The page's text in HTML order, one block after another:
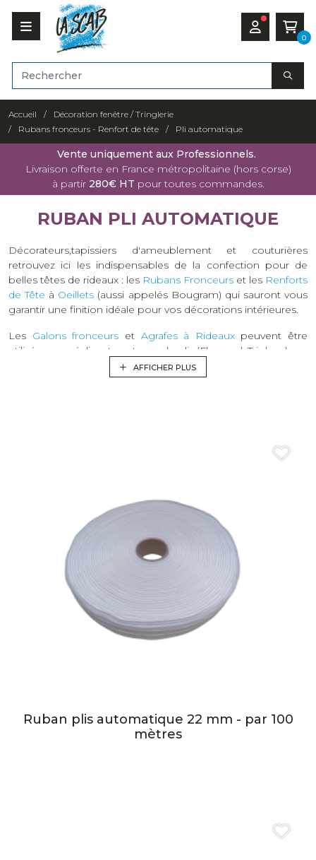
0
Accueil
Décoration fenêtre / Tringlerie
Rubans fronceurs - Renfort de tête
Pli automatique
Vente uniquement aux Professionnels.
Livraison offerte en France métropolitaine (hors corse)
à partir 280€ HT pour toutes commandes.
RUBAN PLI AUTOMATIQUE
Décorateurs,tapissiers d'ameublement et couturières
retrouvez ici les indispensables de la confection pour de
belles têtes de rideaux : les Rubans Fronceurs et les Renforts
de Tête à Oeillets (aussi appelés Bougram) qui sauront vous
garantir une finition idéale pour vos décorations intérieures.
Les Galons fronceurs et Agrafes à Rideauxpeuvent être
utilisés pour réaliser tous types de plis (Flamand, Triple, ...)
AFFICHER PLUS
Ruban plis automatique 22 mm - par 100
mètres